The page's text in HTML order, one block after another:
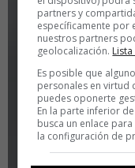
partners y
específicamente por
nuestros partners
geolocalización.
Es posible que
personales en virtud
puedes oponerte
En la parte inferior
busca un enlace
la configuración de